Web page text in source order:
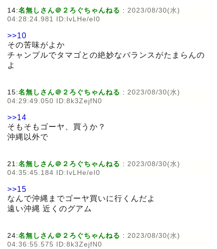
14:名無しさん＠２ろぐちゃんねる : 2023/08/30(水)
04:28:24.981 ID:IvLHe/eI0
>>10
その苦味がよか
チャンプルでタマゴとの絶妙なバランスがたまらんの
よ
15:名無しさん＠２ろぐちゃんねる : 2023/08/30(水)
04:29:49.050 ID:8k3ZejfN0
>>14
そもそもゴーヤ、買うか？
沖縄以外で
21:名無しさん＠２ろぐちゃんねる : 2023/08/30(水)
04:35:45.184 ID:IvLHe/eI0
>>15
なんで沖縄までゴーヤ買いに行くんだよ
遠い沖縄 近くのグアム
24:名無しさん＠２ろぐちゃんねる : 2023/08/30(水)
04:36:55.575 ID:8k3ZejfN0